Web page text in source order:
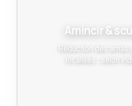
Amincir &
Réduction des amas
localisés : selon